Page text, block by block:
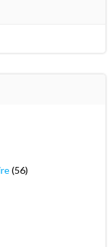
(56)